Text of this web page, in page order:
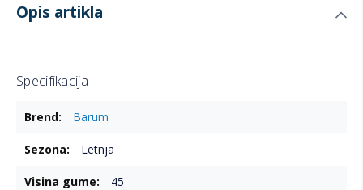
Opis artikla
Specifikacija
informacijaBarum
Letnja
45